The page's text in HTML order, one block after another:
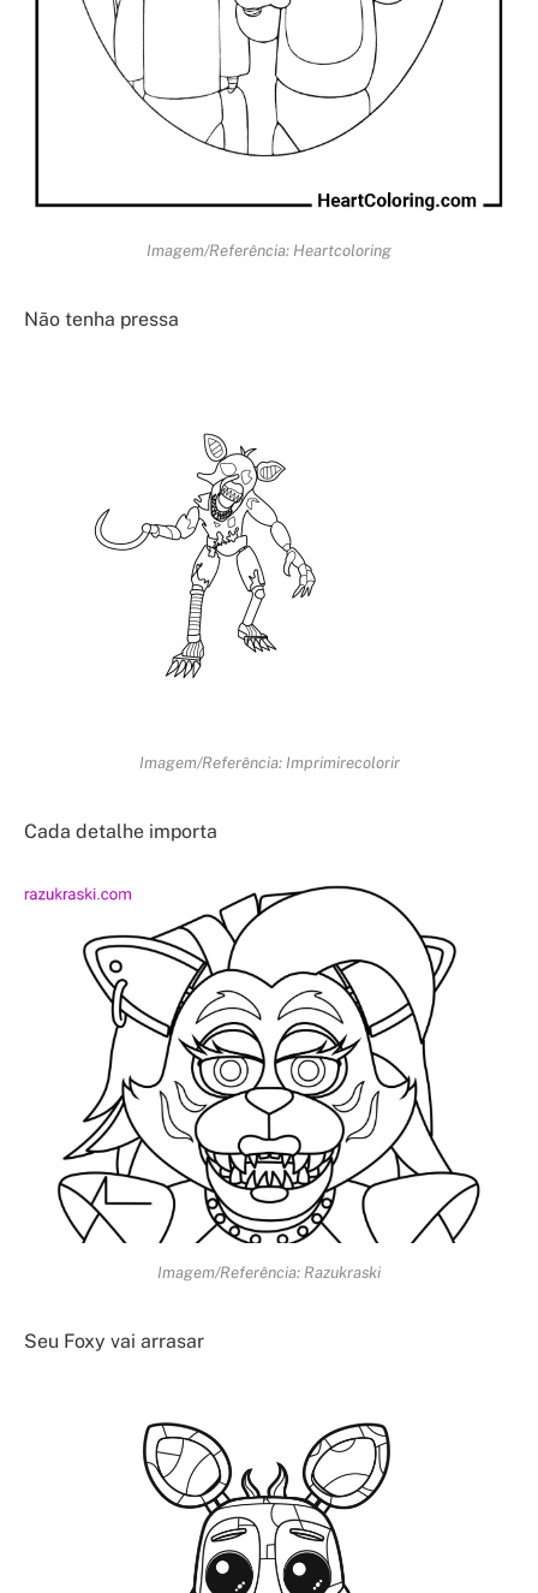
Imagem/Referência: Heartcoloring
Não tenha pressa
Imagem/Referência: Imprimirecolorir
Cada detalhe importa
Imagem/Referência: Razukraski
Seu Foxy vai arrasar